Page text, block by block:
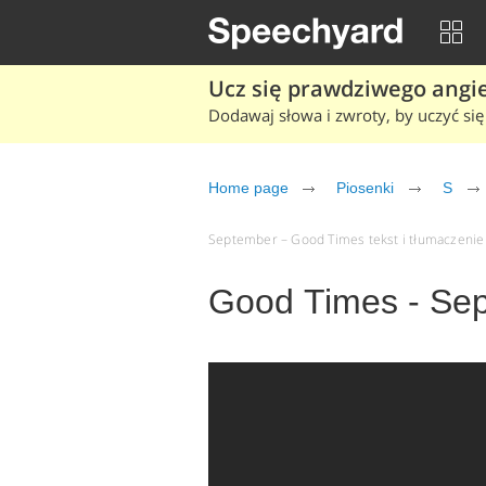
Ucz się prawdziwego
Dodawaj słowa i zwroty, by uczyć
Home page Piosenki S
September – Good Times tekst i
Good Times -